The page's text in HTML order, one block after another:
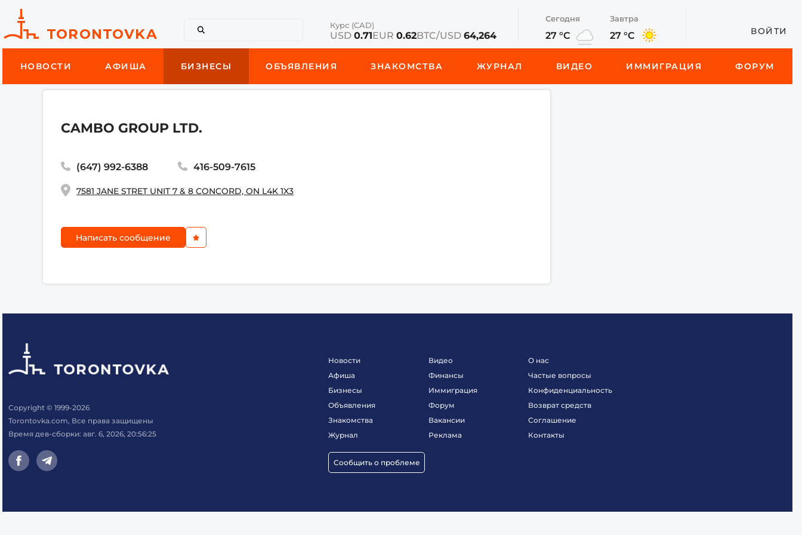
Курс (CAD)
USD 0.71EUR 0.62BTC/USD 64,264
Сегодня
27 °C
Завтра
27 °C ВОЙТИ
НОВОСТИ АФИША БИЗНЕСЫ ОБЪЯВЛЕНИЯ ЗНАКОМСТВА ЖУРНАЛ ВИДЕО ИММИГРАЦИЯ ФОРУМ
CAMBO GROUP LTD.
(647) 992-6388 416-509-7615
7581 JANE STRET UNIT 7 & 8 CONCORD, ON L4K 1X3
Написать сообщение
Copyright © 1999-2026
Torontovka.com, Все права защищены
Время дев-сборки: авг. 6, 2026, 20:56:25
Новости
Афиша
Бизнесы
Объявления
Знакомства
Журнал
Сообщить о проблеме
Видео
Финансы
Иммиграция
Форум
Вакансии
Реклама
О нас
Частые вопросы
Конфиденциальность
Возврат средств
Соглашение
Контакты